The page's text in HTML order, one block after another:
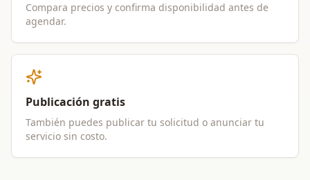
Compara precios y confirma disponibilidad antes de
agendar.
Publicación gratis
También puedes publicar tu solicitud o anunciar tu
servicio sin costo.